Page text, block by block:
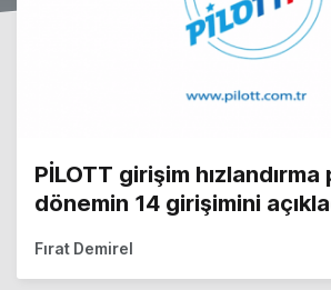
PİLOTT girişim hızlandırma
dönemin 14 girişimini
Fırat Demirel